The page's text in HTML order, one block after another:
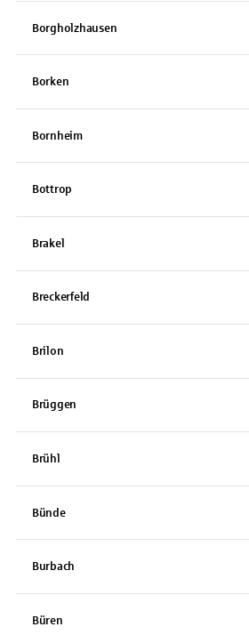
Borgholzhausen
Borken
Bornheim
Bottrop
Brakel
Breckerfeld
Brilon
Brüggen
Brühl
Bünde
Burbach
Büren